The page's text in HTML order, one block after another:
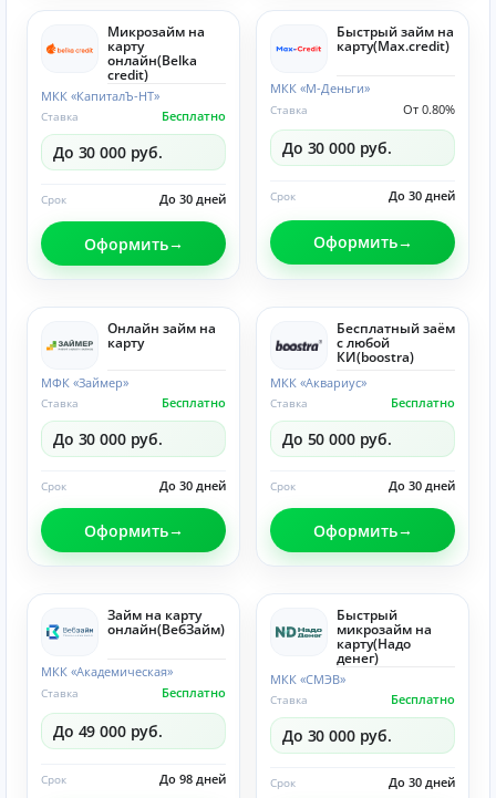
Микрозайм на
карту
онлайн(Belka
credit)
МКК «КапиталЪ-НТ»
Бесплатно
Ставка
До 30 000 руб.
До 30 дней
Срок
Оформить
Быстрый займ на
карту(Max.credit)
МКК «М-Деньги»
От 0.80%
Ставка
До 30 000 руб.
До 30 дней
Срок
Оформить
Онлайн займ на
карту
МФК «Займер»
Бесплатно
Ставка
До 30 000 руб.
До 30 дней
Срок
Оформить
Бесплатный заём
с любой
КИ(boostra)
МКК «Аквариус»
Бесплатно
Ставка
До 50 000 руб.
До 30 дней
Срок
Оформить
Займ на карту
онлайн(ВебЗайм)
МКК «Академическая»
Бесплатно
Ставка
До 49 000 руб.
До 98 дней
Срок
Быстрый
микрозайм на
карту(Надо
денег)
МКК «СМЭВ»
Бесплатно
Ставка
До 30 000 руб.
До 30 дней
Срок